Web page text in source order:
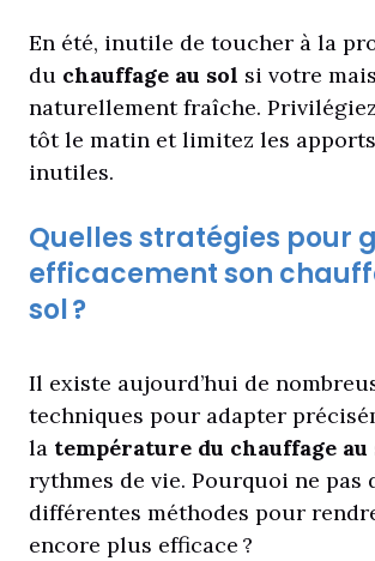
En été, inutile de toucher à la
du chauffage au sol si votre
naturellement fraîche.
tôt le matin et limitez les
inutiles.
Quelles stratégies pour
efficacement son
sol ?
Il existe aujourd’hui de
techniques pour adapter
la température du chauffage au
rythmes de vie. Pourquoi ne pas
différentes méthodes pour
encore plus efficace ?